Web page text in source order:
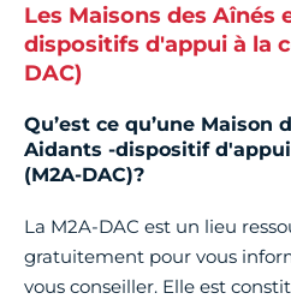
Les Maisons des Aînés
dispositifs d'appui à la
DAC)
Qu’est ce qu’une Maison
Aidants -dispositif
(M2A-DAC)?
La M2A-DAC est un lieu
gratuitement pour vous
vous conseiller. Elle est